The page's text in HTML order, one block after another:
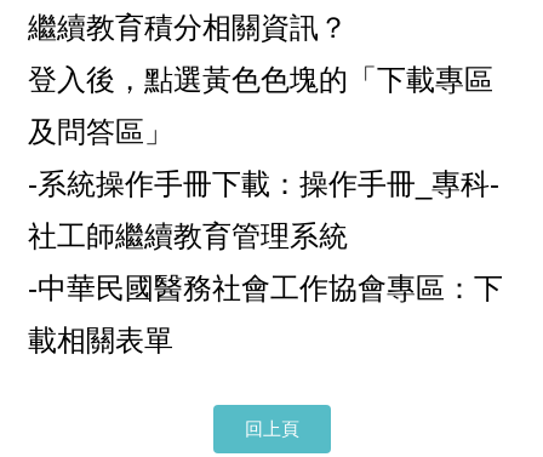
繼續教育積分相關資訊？
登入後，點選黃色色塊的「下載專區
及問答區」
-系統操作手冊下載：操作手冊_專科-
社工師繼續教育管理系統
-中華民國醫務社會工作協會專區：下
載相關表單
回上頁